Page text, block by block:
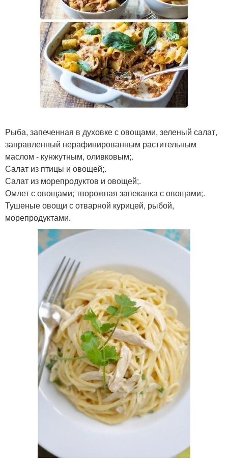
Рыба, запеченная в духовке с овощами, зеленый салат,
заправленный нерафинированным растительным
маслом - кунжутным, оливковым;.
Салат из птицы и овощей;.
Салат из морепродуктов и овощей;.
Омлет с овощами; творожная запеканка с овощами;.
Тушеные овощи с отварной курицей, рыбой,
морепродуктами.